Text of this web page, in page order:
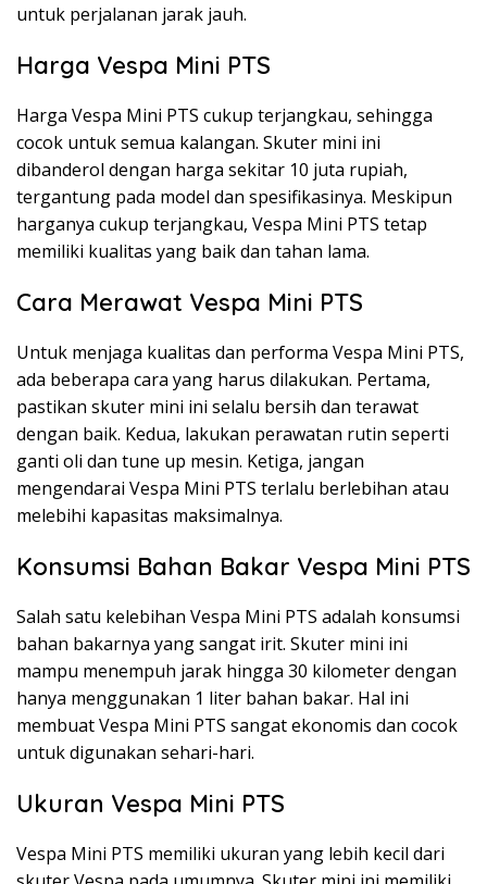
untuk perjalanan jarak jauh.
Harga Vespa Mini PTS
Harga Vespa Mini PTS cukup terjangkau, sehingga
cocok untuk semua kalangan. Skuter mini ini
dibanderol dengan harga sekitar 10 juta rupiah,
tergantung pada model dan spesifikasinya. Meskipun
harganya cukup terjangkau, Vespa Mini PTS tetap
memiliki kualitas yang baik dan tahan lama.
Cara Merawat Vespa Mini PTS
Untuk menjaga kualitas dan performa Vespa Mini PTS,
ada beberapa cara yang harus dilakukan. Pertama,
pastikan skuter mini ini selalu bersih dan terawat
dengan baik. Kedua, lakukan perawatan rutin seperti
ganti oli dan tune up mesin. Ketiga, jangan
mengendarai Vespa Mini PTS terlalu berlebihan atau
melebihi kapasitas maksimalnya.
Konsumsi Bahan Bakar Vespa Mini PTS
Salah satu kelebihan Vespa Mini PTS adalah konsumsi
bahan bakarnya yang sangat irit. Skuter mini ini
mampu menempuh jarak hingga 30 kilometer dengan
hanya menggunakan 1 liter bahan bakar. Hal ini
membuat Vespa Mini PTS sangat ekonomis dan cocok
untuk digunakan sehari-hari.
Ukuran Vespa Mini PTS
Vespa Mini PTS memiliki ukuran yang lebih kecil dari